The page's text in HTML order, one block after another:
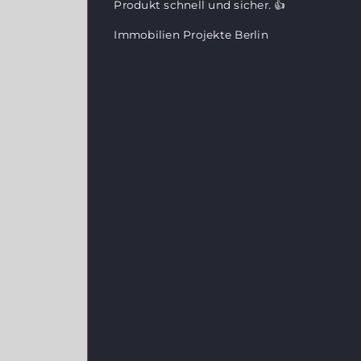
Produkt schnell und sicher. 👍
Immobilien Projekte Berlin